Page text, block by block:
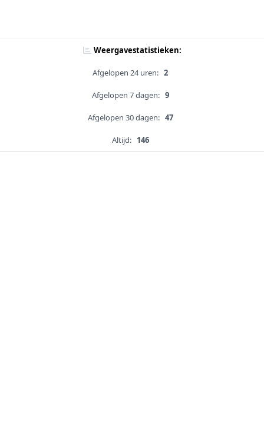
Weergavestatistieken:
Afgelopen 24 uren: 2
Afgelopen 7 dagen: 9
Afgelopen 30 dagen: 47
Altijd: 146